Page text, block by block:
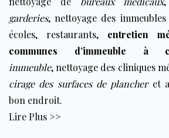
garderies,nettoyage des
écoles, restaurants, entretien
communes d’immeuble à
immeuble,nettoyage des cliniques
cirage des surfaces de plancheret
bon endroit.
Lire Plus >>